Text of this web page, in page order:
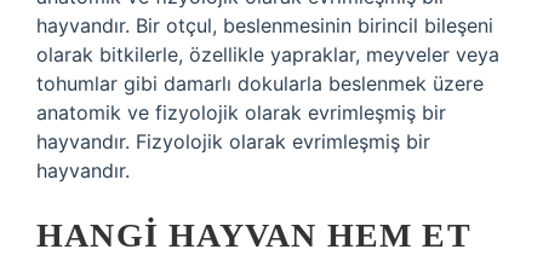
hayvandır. Bir otçul, beslenmesinin birincil bileşeni
olarak bitkilerle, özellikle yapraklar, meyveler veya
tohumlar gibi damarlı dokularla beslenmek üzere
anatomik ve fizyolojik olarak evrimleşmiş bir
hayvandır. Fizyolojik olarak evrimleşmiş bir
hayvandır.
HANGI HAYVAN HEM ET